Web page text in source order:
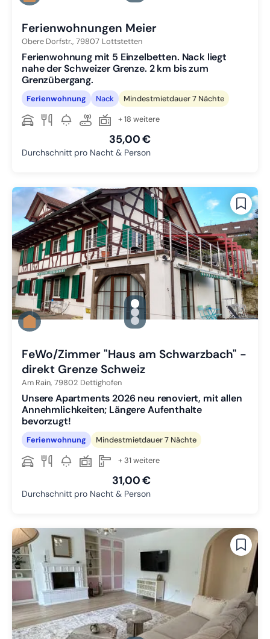
Zu Slide 3 wechseln
Ferienwohnungen Meier
Obere Dorfstr., 79807 Lottstetten
Ferienwohnung mit 5 Einzelbetten. Nack liegt
nahe der Schweizer Grenze. 2 km bis zum
Grenzübergang.
Ferienwohnung Nack Mindestmietdauer 7 Nächte
+ 18 weitere
35,00 €
Durchschnitt pro Nacht & Person
gallery.slide_selector
Zu Slide 1 wechseln
Zu Slide 2 wechseln
Zu Slide 3 wechseln
FeWo/Zimmer "Haus am Schwarzbach" -
direkt Grenze Schweiz
Am Rain, 79802 Dettighofen
Unsere Apartments 2026 neu renoviert, mit allen
Annehmlichkeiten; Längere Aufenthalte
bevorzugt!
Ferienwohnung Mindestmietdauer 7 Nächte
+ 31 weitere
31,00 €
Durchschnitt pro Nacht & Person